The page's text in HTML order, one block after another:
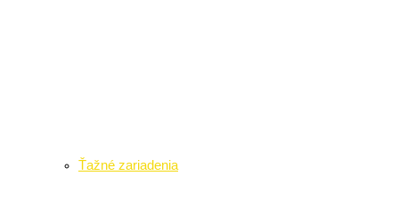
Ťažné zariadenia